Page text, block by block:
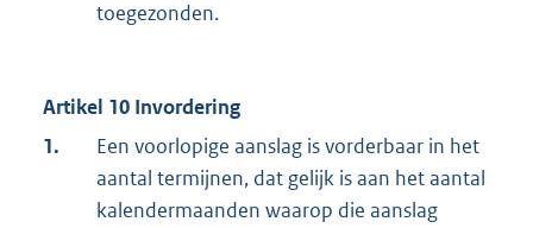
toegezonden.
Artikel 10 Invordering
1.
Een voorlopige aanslag is vorderbaar in het
aantal termijnen, dat gelijk is aan het aantal
kalendermaanden waarop die aanslag